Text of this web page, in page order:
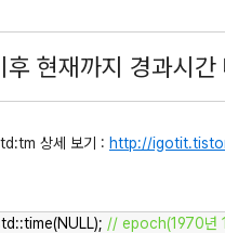
현재까지 경과시간
상세 보기 : http://
// epoch(1970년